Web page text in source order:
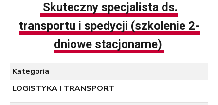
Skuteczny specjalista ds.
transportu i spedycji (szkolenie 2-
dniowe stacjonarne)
Kategoria
LOGISTYKA I TRANSPORT